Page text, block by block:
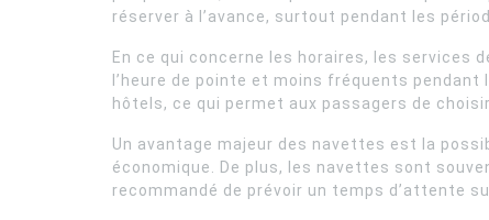
réserver à l’avance, surtout pendant les
En ce qui concerne les horaires, les services
l’heure de pointe et moins fréquents
hôtels, ce qui permet aux passagers de
Un avantage majeur des navettes est la
économique. De plus, les navettes sont
recommandé de prévoir un temps d’attente